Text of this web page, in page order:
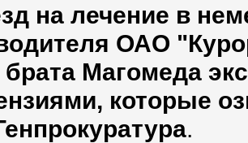
на лечение в
ОАО
брата Магомеда
которые
.